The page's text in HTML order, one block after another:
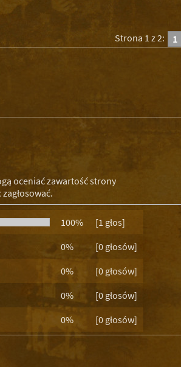
Strona 1 z 2: 1
oceniać zawartość strony
100%
[1 głos]
0%
[0 głosów]
0%
[0 głosów]
0%
[0 głosów]
0% [0 głosów]